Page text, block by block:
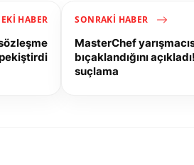
HABER SONRAKI HABER
MasterChef
bıçaklandığını
suçlama